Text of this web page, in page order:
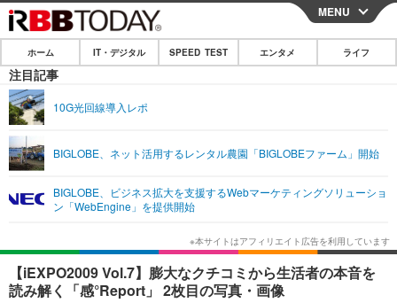
CLOSE
ホーム
IT・デジタル
ショッピング その他
SPEED TEST
エンタメ
エンタメTOP
韓国・芸能
音楽 スポーツ
ライフ
ライフTOP グルメ
ペット ショッピング
リリース一覧
プッシュ通知の停止方法
MENU
ホーム IT・デジタル SPEED TEST エンタメ ライフ
注目記事
10G光回線導入レポ
BIGLOBE、ネット活用するレンタル農園「BIGLOBEファーム」開始
BIGLOBE、ビジネス拡大を支援するWebマーケティングソリューショ
ン「WebEngine」を提供開始
【iEXPO2009 Vol.7】膨大なクチコミから生活者の本音を
読み解く「感°Report」 2枚目の写真・画像